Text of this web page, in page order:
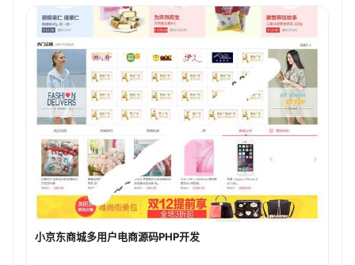
小京东商城多用户电商源码PHP开发